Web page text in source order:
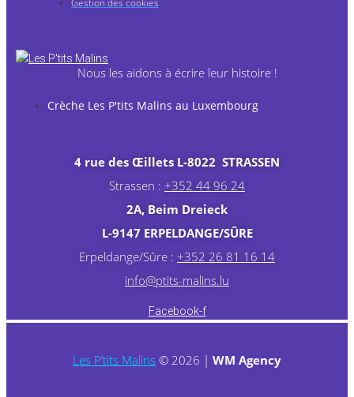
Gestion des cookies
Nous les aidons à écrire leur histoire !
Crèche Les P'tits Malins au Luxembourg
4 rue des Œillets L-8022 STRASSEN
Strassen : +352 44 96 24
2A, Beim Dreieck
L-9147 ERPELDANGE/SÛRE
Erpeldange/Sûre : +352 26 81 16 14
info@ptits-malins.lu
Facebook-f
Les P’tits Malins © 2026 | WM Agency